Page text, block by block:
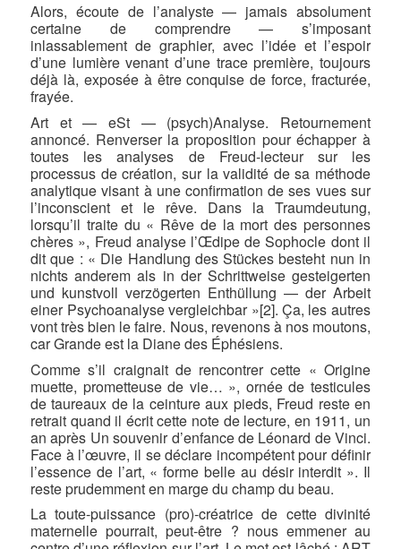
Alors, écoute de l’analyste — jamais absolument
certaine de comprendre — s’imposant
inlassablement de graphier, avec l’idée et l’espoir
d’une lumière venant d’une trace première, toujours
déjà là, exposée à être conquise de force, fracturée,
frayée.
Art et — eSt — (psych)Analyse. Retournement
annoncé. Renverser la proposition pour échapper à
toutes les analyses de Freud-lecteur sur les
processus de création, sur la validité de sa méthode
analytique visant à une confirmation de ses vues sur
l’inconscient et le rêve. Dans la Traumdeutung,
lorsqu’il traite du « Rêve de la mort des personnes
chères », Freud analyse l’Œdipe de Sophocle dont il
dit que : « Die Handlung des Stückes besteht nun in
nichts anderem als in der Schrittweise gesteigerten
und kunstvoll verzögerten Enthüllung — der Arbeit
einer Psychoanalyse vergleichbar »[2]. Ça, les autres
vont très bien le faire. Nous, revenons à nos moutons,
car Grande est la Diane des Éphésiens.
Comme s’il craignait de rencontrer cette « Origine
muette, prometteuse de vie… », ornée de testicules
de taureaux de la ceinture aux pieds, Freud reste en
retrait quand il écrit cette note de lecture, en 1911, un
an après Un souvenir d’enfance de Léonard de Vinci.
Face à l’œuvre, il se déclare incompétent pour définir
l’essence de l’art, « forme belle au désir interdit ». Il
reste prudemment en marge du champ du beau.
La toute-puissance (pro)-créatrice de cette divinité
maternelle pourrait, peut-être ? nous emmener au